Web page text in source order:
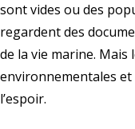
sont vides ou des
regardent des
de la vie marine.
environnementales
l’espoir.